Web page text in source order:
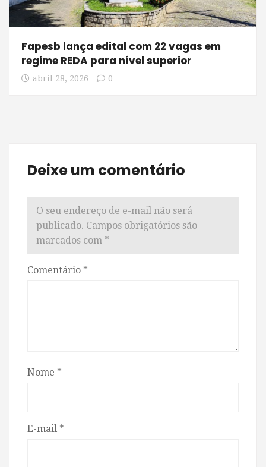
Fapesb lança edital com 22 vagas em
regime REDA para nível superior
abril 28, 2026 0
Deixe um comentário
O seu endereço de e-mail não será
publicado. Campos obrigatórios são
marcados com *
Comentário *
Nome *
E-mail *